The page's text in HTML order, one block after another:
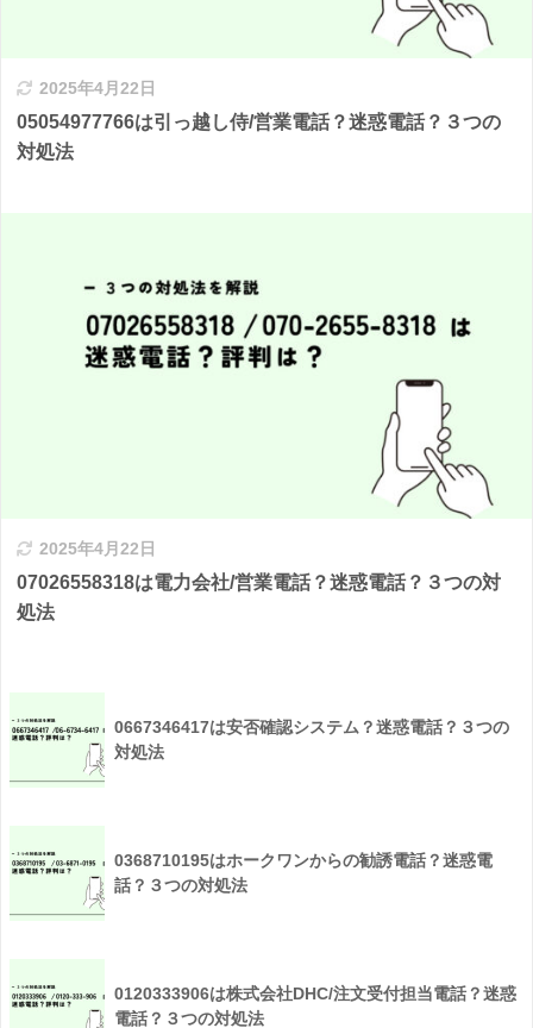
2025年4月22日
05054977766は引っ越し侍/営業電話？迷惑電話？３つの
対処法
2025年4月22日
07026558318は電力会社/営業電話？迷惑電話？３つの対
処法
0667346417は安否確認システム？迷惑電話？３つの
対処法
0368710195はホークワンからの勧誘電話？迷惑電
話？３つの対処法
0120333906は株式会社DHC/注文受付担当電話？迷惑
電話？３つの対処法